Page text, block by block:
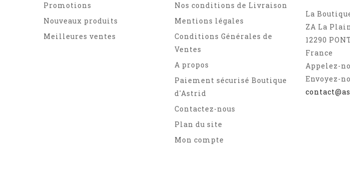
Promotions
Nouveaux produits
Meilleures ventes
Nos conditions de Livraison
Mentions légales
Conditions Générales de
Ventes
A propos
Paiement sécurisé Boutique
d'Astrid
Contactez-nous
Plan du site
Mon compte
La
ZA La
12290
France
Appelez-
Envoyez-